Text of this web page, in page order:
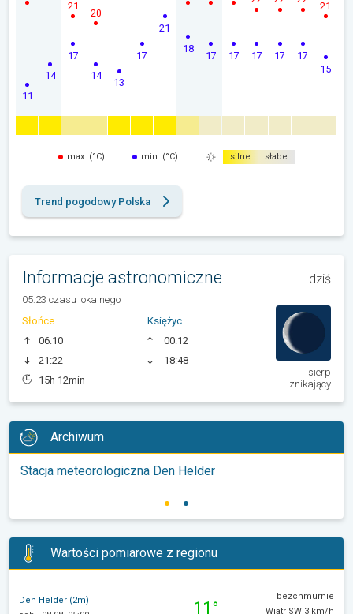
11
14
17
21
14
20
13
17
21
18
17 17 17 17 17
15
21
max. (°C) min. (°C) silne słabe
Trend pogodowy Polska
Informacje astronomiczne dziś
05:23 czasu lokalnego
Słońce
06:10
21:22
15h 12min
Księżyc
00:12
18:48
sierp
znikający
Archiwum
Stacja meteorologiczna Den Helder
Wartości pomiarowe z regionu
Den Helder (2m)
11°
bezchmurnie
Wiatr SW 3 km/h